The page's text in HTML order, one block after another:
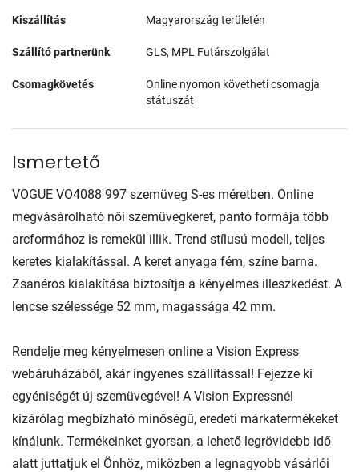
Kiszállítás Magyarország területén
Szállító partnerünk GLS, MPL Futárszolgálat
Csomagkövetés
Online nyomon követheti csomagja
státuszát
Ismertető
VOGUE VO4088 997 szemüveg S-es méretben. Online
megvásárolható női szemüvegkeret, pantó formája több
arcformához is remekül illik. Trend stílusú modell, teljes
keretes kialakítással. A keret anyaga fém, színe barna.
Zsanéros kialakítása biztosítja a kényelmes illeszkedést. A
lencse szélessége 52 mm, magassága 42 mm.
Rendelje meg kényelmesen online a Vision Express
webáruházából, akár ingyenes szállítással! Fejezze ki
egyéniségét új szemüvegével! A Vision Expressnél
kizárólag megbízható minőségű, eredeti márkatermékeket
kínálunk. Termékeinket gyorsan, a lehető legrövidebb idő
alatt juttatjuk el Önhöz, miközben a legnagyobb vásárlói